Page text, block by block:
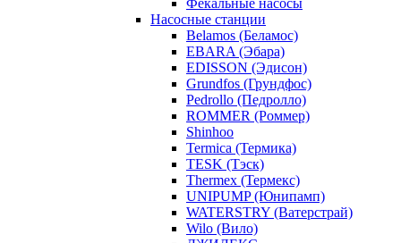
Фекальные насосы
Насосные станции
Belamos (Беламос)
EBARA (Эбара)
EDISSON (Эдисон)
Grundfos (Грундфос)
Pedrollo (Педролло)
ROMMER (Роммер)
Shinhoo
Termica (Термика)
TESK (Тэск)
Thermex (Термекс)
UNIPUMP (Юнипамп)
WATERSTRY (Ватерстрай)
Wilo (Вило)